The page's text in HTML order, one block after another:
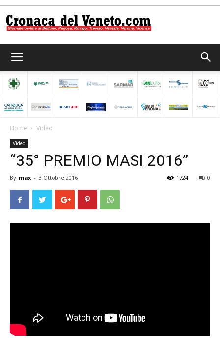
del
Home Video
Video
“35° PREMIO MASI 2016”
By max - 3 Ottobre 2016 0
1724